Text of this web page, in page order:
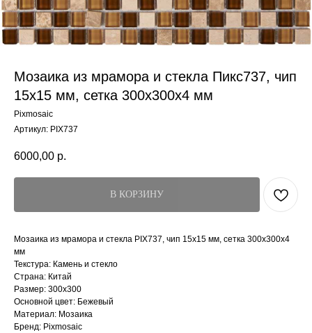
Мозаика из мрамора и стекла Пикс737, чип
15x15 мм, сетка 300х300x4 мм
Pixmosaic
Артикул: PIX737
6000,00 р.
В КОРЗИНУ
Мозаика из мрамора и стекла PIX737, чип 15x15 мм, сетка 300х300x4
мм
Текстура: Камень и стекло
Страна: Китай
Размер: 300x300
Основной цвет: Бежевый
Материал: Мозаика
Бренд: Pixmosaic